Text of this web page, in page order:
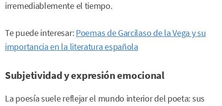
irremediablemente el tiempo.
Te puede interesar:Poemas de Garcilaso de la Vega y su
importancia en la literatura española
Subjetividad y expresión emocional
La poesía suele reflejar el mundo interior del poeta: sus